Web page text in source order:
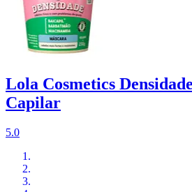
Lola Cosmetics
Capilar
5.0